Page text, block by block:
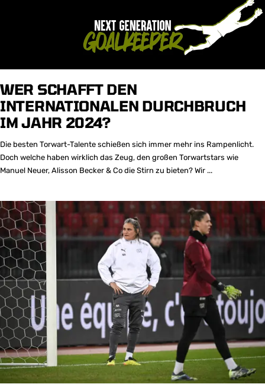
WER SCHAFFT DEN
INTERNATIONALEN DURCHBRUCH
IM JAHR 2024?
Die besten Torwart-Talente schießen sich immer mehr ins Rampenlicht.
Doch welche haben wirklich das Zeug, den großen Torwartstars wie
Manuel Neuer, Alisson Becker & Co die Stirn zu bieten? Wir ...